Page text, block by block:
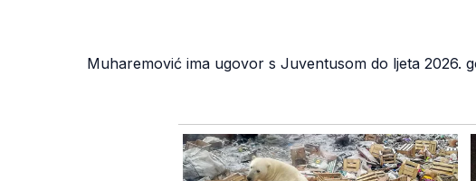
Muharemović ima ugovor s Juventusom do ljeta 2026.